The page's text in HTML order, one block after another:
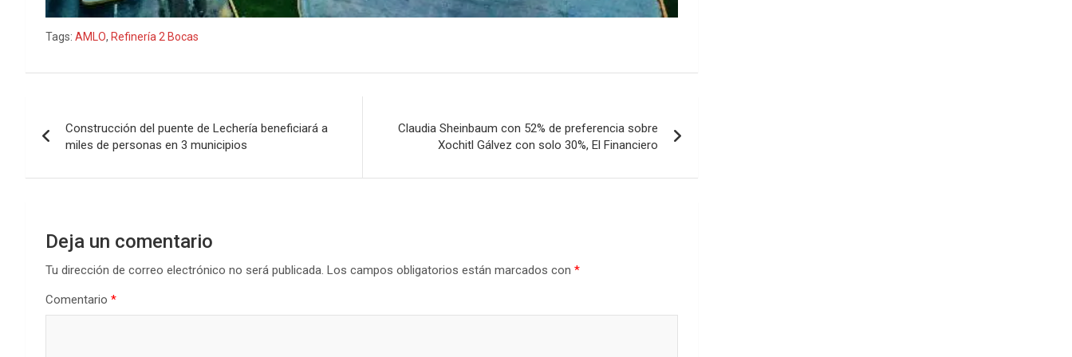
Tags: AMLO, Refinería 2 Bocas
de
entradas
Construcción del puente de Lechería beneficiará a
miles de personas en 3 municipios
Claudia Sheinbaum con 52% de preferencia sobre
Xochitl Gálvez con solo 30%, El Financiero
Deja un comentario
Tu dirección de correo electrónico no será publicada. Los campos obligatorios están marcados con *
Comentario *